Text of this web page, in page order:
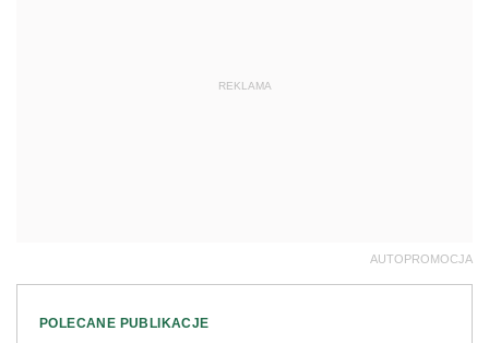
REKLAMA
AUTOPROMOCJA
POLECANE PUBLIKACJE